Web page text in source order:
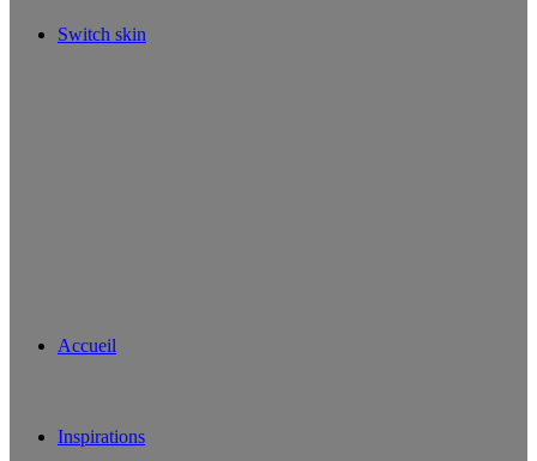
Switch skin
Accueil
Inspirations